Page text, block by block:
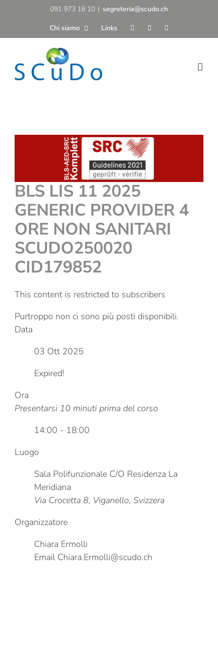
091 973 18 10 | segreteria@scudo.ch
Chi siamo Links
BLS LIS 11 2025
GENERIC PROVIDER 4
ORE NON SANITARI
SCUDO250020
CID179852
This content is restricted to subscribers
Purtroppo non ci sono più posti disponibili.
Data
03 Ott 2025
Expired!
Ora
Presentarsi 10 minuti prima del corso
14:00 - 18:00
Luogo
Sala Polifunzionale C/O Residenza La
Meridiana
Via Crocetta 8, Viganello, Svizzera
Organizzatore
Chiara Ermolli
Email Chiara.Ermolli@scudo.ch